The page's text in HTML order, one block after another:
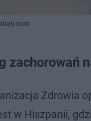
zachorowań
Zdrowia
w Hiszpanii,